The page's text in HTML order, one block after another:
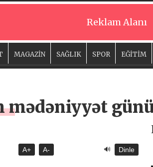
Reklam Alanı
MAGAZİN SAĞLIK SPOR EĞİTİM
mədəniyyət
A+ A- 🔊 Dinle